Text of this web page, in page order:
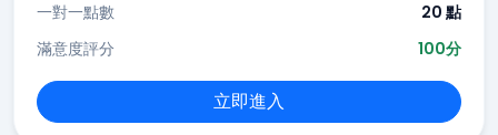
一對一點數
20 點
滿意度評分
100分
立即進入